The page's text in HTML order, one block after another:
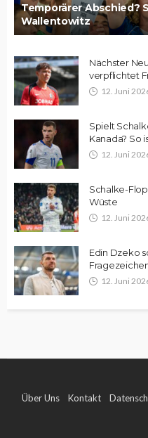
Temporärer Abschied?
Wallentowitz
Nächster
verpflichtet
12. Juni
Spielt
Kanada? So
12. Juni
Schalke-
Wüste
12. Juni
Edin Dzeko
12. Juni
Über Uns Kontakt